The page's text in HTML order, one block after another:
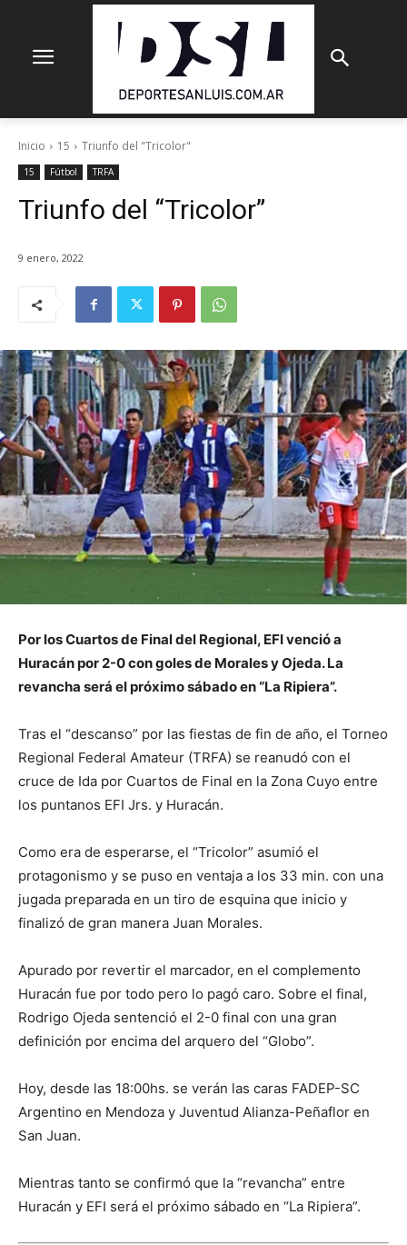
Inicio 15 Triunfo del "Tricolor"
15 Fútbol TRFA
Triunfo del “Tricolor”
9 enero, 2022
Por los Cuartos de Final del Regional, EFI venció a
Huracán por 2-0 con goles de Morales y Ojeda. La
revancha será el próximo sábado en “La Ripiera”.
Tras el “descanso” por las fiestas de fin de año, el Torneo
Regional Federal Amateur (TRFA) se reanudó con el
cruce de Ida por Cuartos de Final en la Zona Cuyo entre
los puntanos EFI Jrs. y Huracán.
Como era de esperarse, el “Tricolor” asumió el
protagonismo y se puso en ventaja a los 33 min. con una
jugada preparada en un tiro de esquina que inicio y
finalizó de gran manera Juan Morales.
Apurado por revertir el marcador, en el complemento
Huracán fue por todo pero lo pagó caro. Sobre el final,
Rodrigo Ojeda sentenció el 2-0 final con una gran
definición por encima del arquero del “Globo”.
Hoy, desde las 18:00hs. se verán las caras FADEP-SC
Argentino en Mendoza y Juventud Alianza-Peñaflor en
San Juan.
Mientras tanto se confirmó que la “revancha” entre
Huracán y EFI será el próximo sábado en “La Ripiera”.